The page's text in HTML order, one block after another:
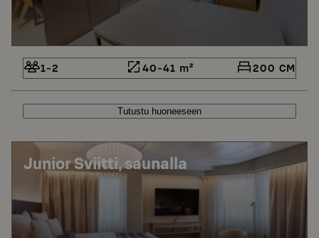
1-2 40-41 m² 200 CM
Tutustu huoneeseen
Junior Sviitti, saunalla